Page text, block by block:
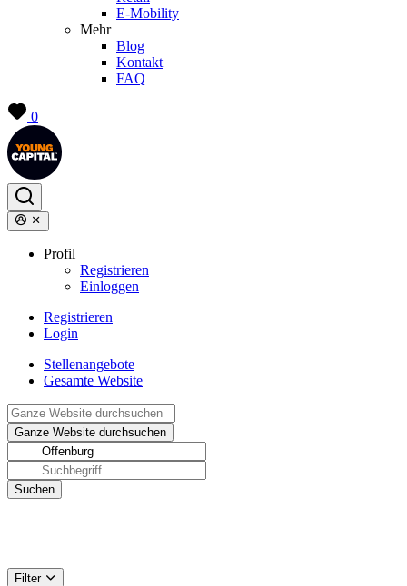
E-Mobility
Mehr
Blog
Kontakt
FAQ
0
Profil
Registrieren
Einloggen
Registrieren
Login
Stellenangebote
Gesamte Website
Filter